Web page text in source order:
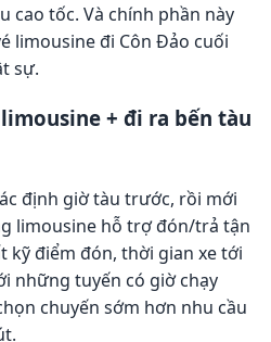
cao tốc. Và chính phần này
limousine đi Côn Đảo cuối
sự.
+ đi ra bến tàu
định giờ tàu trước, rồi mới
limousine hỗ trợ đón/trả tận
kỹ điểm đón, thời gian xe tới
những tuyến có giờ chạy
chuyến sớm hơn nhu cầu